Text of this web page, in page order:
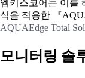
엠키스코어는 이를
식을 적용한 『
AQUAEdge Total
모니터링 솔